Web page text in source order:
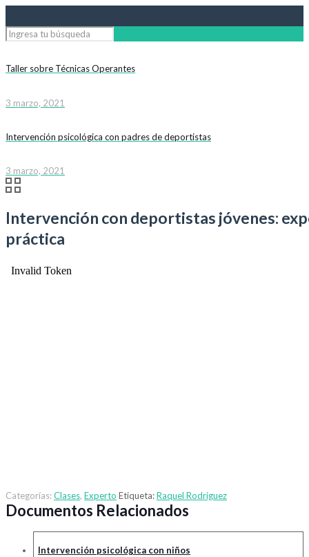
Taller sobre Técnicas Operantes
3 marzo, 2021
Intervención psicológica con padres de deportistas
3 marzo, 2021
Intervención con deportistas jóvenes:
práctica
Categorías:Clases, Experto Etiqueta:Raquel Rodriguez
Documentos Relacionados
Intervención psicológica con niños